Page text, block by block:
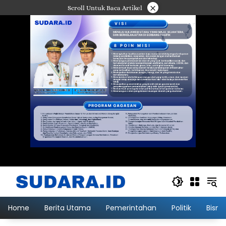
ke
Scroll Untuk Baca Artikel ×
Home Berita Utama Pemerintahan Politik